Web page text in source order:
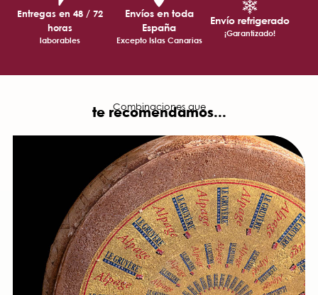
Entregas en 48 / 72
horas
laborables
Envíos en toda
España
Excepto Islas Canarias
Envío refrigerado
¡Garantizado!
Combinaciones que
te recomendamos...